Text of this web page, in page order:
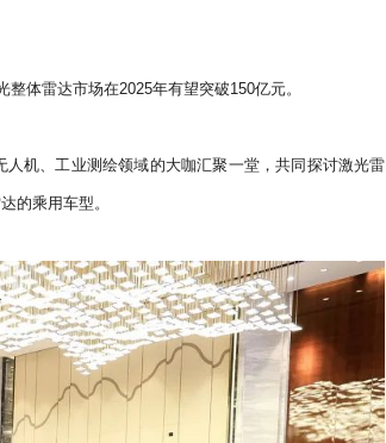
体雷达市场在2025年有望突破150亿元。
机、工业测绘领域的大咖汇聚一堂，共同探讨激光雷
的乘用车型。